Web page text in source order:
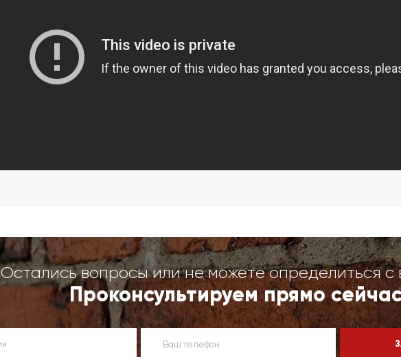
Остались вопросы или не можете определиться
Проконсультируем прямо